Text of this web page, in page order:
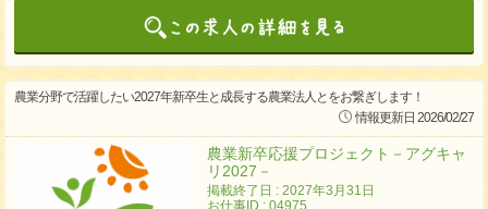
農業分野で活躍したい2027年新卒生と成長する農業法人とをお繋ぎします！
情報更新日 2026/02/27
農業新卒応援プロジェクト－アグキャ
リ2027－
掲載終了日 : 2027年3月31日
お仕事ID : 04975